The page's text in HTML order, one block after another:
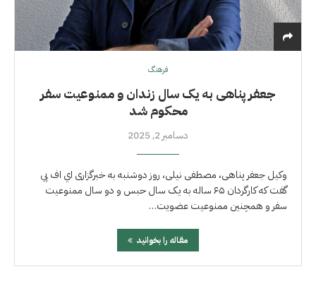
فرهنگ
جعفر پناهی به یک سال زندان و ممنوعیت سفر
محکوم شد
دسامبر 2, 2025
وکیل جعفر پناهی، مصطفی نیلی، روز دوشنبه به خبرگزاری اي اف پي
گفت که کارگردان ۶۵ ساله به یک سال حبس و دو سال ممنوعیت
سفر و همچنین ممنوعیت عضویت…
مقاله را بخوانید